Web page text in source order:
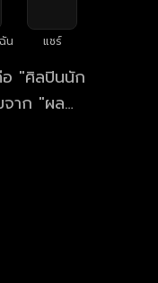
น แชร์
อ "ศิลปินนัก
าก "ผล